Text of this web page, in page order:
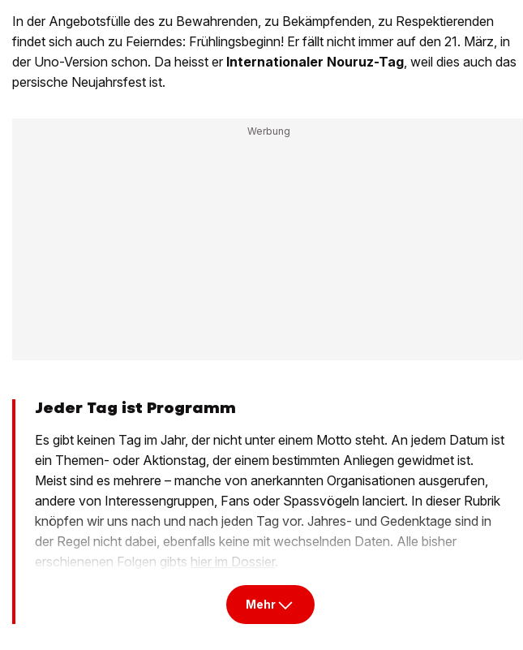
In der Angebotsfülle des zu Bewahrenden, zu Bekämpfenden, zu Respektierenden
findet sich auch zu Feierndes: Frühlingsbeginn! Er fällt nicht immer auf den 21. März, in
der Uno-Version schon. Da heisst er Internationaler Nouruz-Tag , weil dies auch das
persische Neujahrsfest ist.
Jeder Tag ist Programm
Es gibt keinen Tag im Jahr, der nicht unter einem Motto steht. An jedem Datum ist
ein Themen- oder Aktionstag, der einem bestimmten Anliegen gewidmet ist.
Meist sind es mehrere – manche von anerkannten Organisationen ausgerufen,
andere von Interessengruppen, Fans oder Spassvögeln lanciert. In dieser Rubrik
knöpfen wir uns nach und nach jeden Tag vor. Jahres- und Gedenktage sind in
der Regel nicht dabei, ebenfalls keine mit wechselnden Daten. Alle bisher
erschienenen Folgen gibts hier im Dossier.
Mehr